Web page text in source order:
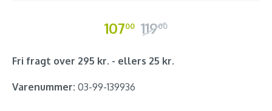
10700 11900
Fri fragt over 295 kr. - ellers 25 kr.
Varenummer: 03-99-139936